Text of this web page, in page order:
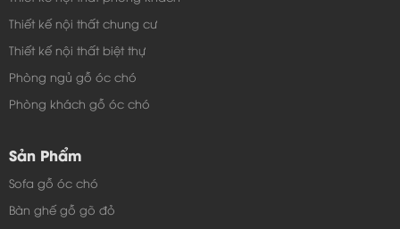
Thiết kế nội thất chung cư
Thiết kế nội thất biệt thự
Phòng ngủ gỗ óc chó
Phòng khách gỗ óc chó
Sản Phẩm
Sofa gỗ óc chó
Bàn ghế gỗ gõ đỏ